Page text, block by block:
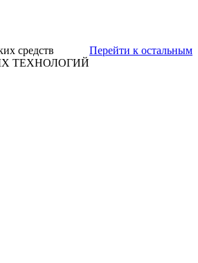
Перейти к остальным
средств
ТЕХНОЛОГИЙ